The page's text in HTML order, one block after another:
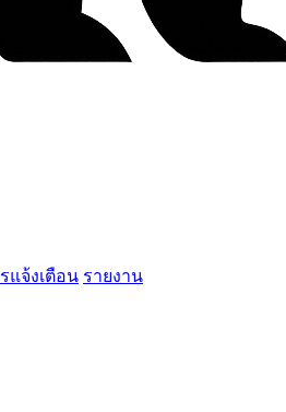
แจ้งเตือน รายงาน